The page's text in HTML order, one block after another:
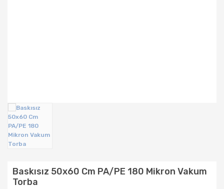
Baskısız 50x60 Cm PA/PE 180 Mikron Vakum
Torba